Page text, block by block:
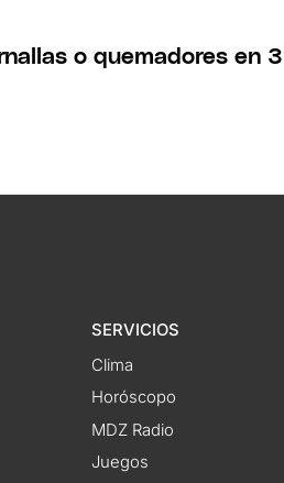
o quemadores en 3
SERVICIOS
Clima
Horóscopo
MDZ Radio
Juegos